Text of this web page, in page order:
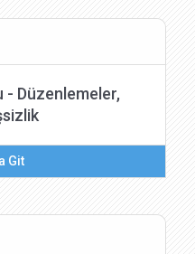
- Düzenlemeler,
Git